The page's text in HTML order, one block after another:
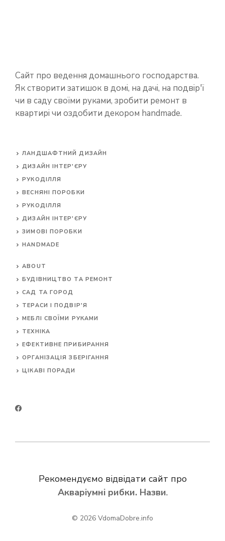
Сайт про ведення домашнього господарства.
Як створити затишок в домі, на дачі, на подвір'ї
чи в саду своїми руками, зробити ремонт в
квартирі чи оздобити декором handmade.
ЛАНДШАФТНИЙ ДИЗАЙН
ДИЗАЙН ІНТЕР'ЄРУ
РУКОДІЛЛЯ
ВЕСНЯНІ ПОРОБКИ
РУКОДІЛЛЯ
ДИЗАЙН ІНТЕР'ЄРУ
ЗИМОВІ ПОРОБКИ
HANDMADE
ABOUT
БУДІВНИЦТВО ТА РЕМОНТ
САД ТА ГОРОД
ТЕРАСИ І ПОДВІР'Я
МЕБЛІ СВОЇМИ РУКАМИ
ТЕХНІКА
ЕФЕКТИВНЕ ПРИБИРАННЯ
ОРГАНІЗАЦІЯ ЗБЕРІГАННЯ
ЦІКАВІ ПОРАДИ
Рекомендуємо відвідати сайт про
Акваріумні рибки. Назви.
© 2026 VdomaDobre.info